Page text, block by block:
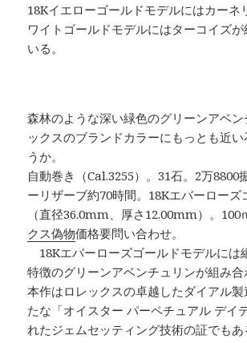
18Kイエローゴールドモデルにはカーネ
ワイトゴールドモデルにはターコイズ
いる。
森林のような深い緑色のグリーンアベ
ックスのブランドカラーにもっとも近
うか。
自動巻き（Cal.3255）。31石。2万8800
ーリザーブ約70時間。18Kエバーローズ
（直径36.0mm、厚さ12.00mm）。100
クス偽物価格要問い合わせ。
18Kエバーローズゴールドモデルには
特徴のグリーンアベンチュリンが組み合
本作はロレックスの卓越したダイアル
たな「オイスター パーペチュアル デイ
れたジェムセッティング技術の証でも